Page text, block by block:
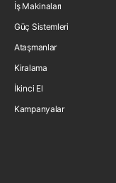
İş Makinaları
Güç Sistemleri
Ataşmanlar
Kiralama
İkinci El
Kampanyalar